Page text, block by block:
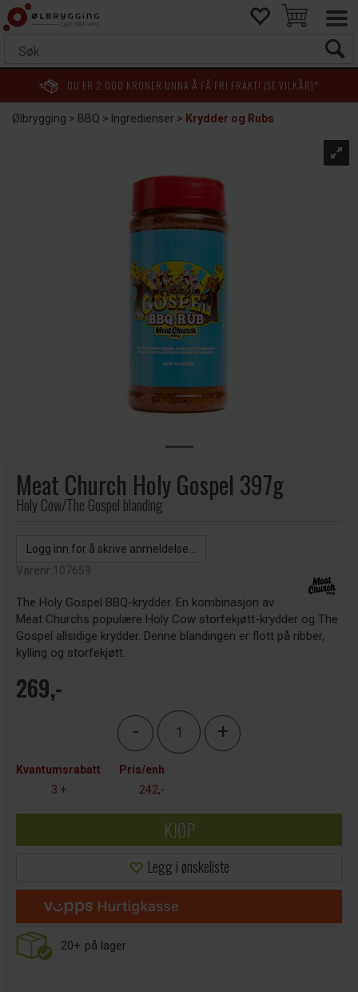
DU ER 2 000 KRONER UNNA Å FÅ FRI FRAKT! (SE VILKÅR)*
Ølbrygging>BBQ> Ingredienser> Krydder og Rubs
Meat Church Holy Gospel 397g
Holy Cow/The Gospel blanding
Logg inn for å skrive anmeldelse...
Varenr:107659
The Holy Gospel BBQ-krydder. En kombinasjon av
Meat Churchs populære Holy Cow storfekjøtt-krydder og The
Gospel allsidige krydder. Denne blandingen er flott på ribber,
kylling og storfekjøtt.
269,-
- +
Kvantumsrabatt
Pris/enh
3 +
242,-
KJØP
Legg i ønskeliste
20+ på lager